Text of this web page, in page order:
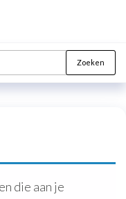
Zoeken
die aan je